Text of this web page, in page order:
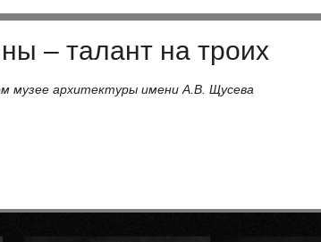
– талант на троих
музее архитектуры имени А.В. Щусева